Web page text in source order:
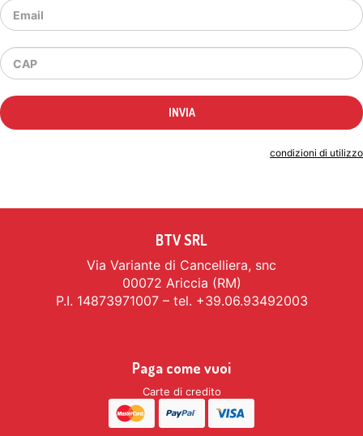
condizioni di utilizzo
BTV SRL
Via Variante di Cancelliera, snc
00072 Ariccia (RM)
P.I. 14873971007 – tel. +39.06.93492003
Paga come vuoi
Carte di credito